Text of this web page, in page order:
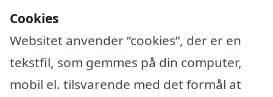
Cookies
Websitet anvender ”cookies”, der er en
tekstfil, som gemmes på din computer,
mobil el. tilsvarende med det formål at